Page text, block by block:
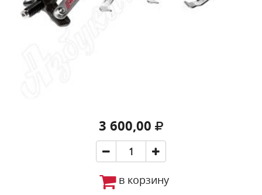
3 600,00
в корзину